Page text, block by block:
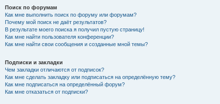
Поиск по форумам
Как мне выполнить поиск по форуму или форумам?
Почему мой поиск не даёт результатов?
В результате моего поиска я получил пустую страницу!
Как мне найти пользователя конференции?
Как мне найти свои сообщения и созданные мной темы?
Подписки и закладки
Чем закладки отличаются от подписок?
Как мне сделать закладку или подписаться на определённую тему?
Как мне подписаться на определённый форум?
Как мне отказаться от подписки?